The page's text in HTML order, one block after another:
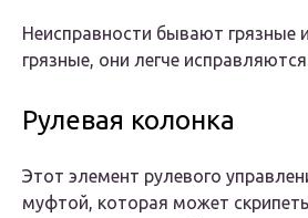
Неисправности бывают грязные
грязные, они легче
Рулевая колонка
Этот элемент рулевого
муфтой, которая может